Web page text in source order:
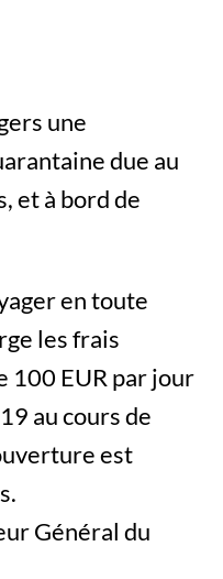
une
due au
et à bord de
en toute
les frais
100 EUR par jour
au cours de
est
Général du